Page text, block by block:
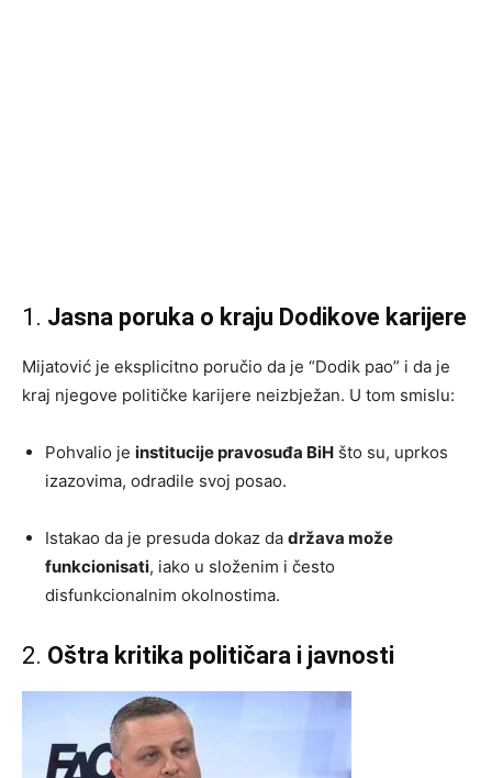
1. Jasna poruka o kraju Dodikove karijere
Mijatović je eksplicitno poručio da je “Dodik pao” i da je
kraj njegove političke karijere neizbježan. U tom smislu:
Pohvalio je institucije pravosuđa BiH što su, uprkos
izazovima, odradile svoj posao.
Istakao da je presuda dokaz da država može
funkcionisati, iako u složenim i često
disfunkcionalnim okolnostima.
2. Oštra kritika političara i javnosti